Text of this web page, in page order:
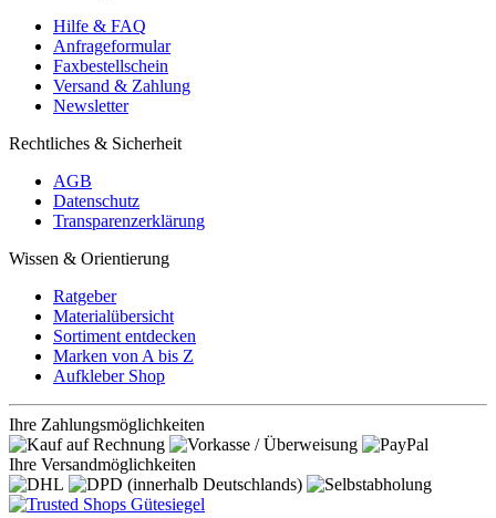
Hilfe & FAQ
Anfrageformular
Faxbestellschein
Versand & Zahlung
Newsletter
Rechtliches & Sicherheit
AGB
Datenschutz
Transparenzerklärung
Wissen & Orientierung
Ratgeber
Materialübersicht
Sortiment entdecken
Marken von A bis Z
Aufkleber Shop
Ihre Zahlungsmöglichkeiten
Ihre Versandmöglichkeiten